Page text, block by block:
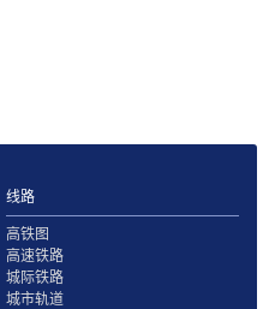
线路
高铁图
高速铁路
城际铁路
城市轨道